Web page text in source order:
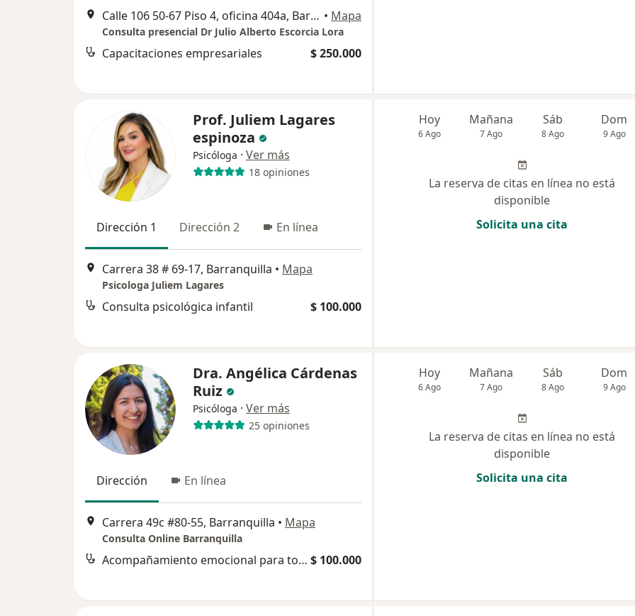
Calle 106 50-67 Piso 4, oficina 404a, Barranquilla • Mapa
Consulta presencial Dr Julio Alberto Escorcia Lora
Capacitaciones empresariales $ 250.000
Prof. Juliem Lagares
espinoza
Psicóloga · Ver más
18 opiniones
Dirección 1 Dirección 2 En línea
Carrera 38 # 69-17, Barranquilla • Mapa
Psicologa Juliem Lagares
Consulta psicológica infantil $ 100.000
Hoy
6 Ago
Mañana
7 Ago
Sáb
8 Ago
Dom
9 Ago
La reserva de citas en línea no está
disponible
Solicita una cita
Dra. Angélica Cárdenas
Ruiz
Psicóloga · Ver más
25 opiniones
Dirección En línea
Carrera 49c #80-55, Barranquilla • Mapa
Consulta Online Barranquilla
Acompañamiento emocional para tomar decisiones $ 100.000
Hoy
6 Ago
Mañana
7 Ago
Sáb
8 Ago
Dom
9 Ago
La reserva de citas en línea no está
disponible
Solicita una cita